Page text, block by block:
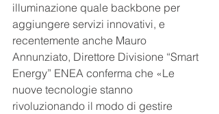
illuminazione quale backbone per
aggiungere servizi innovativi, e
recentemente anche Mauro
Annunziato, Direttore Divisione “Smart
Energy” ENEA conferma che «Le
nuove tecnologie stanno
rivoluzionando il modo di gestire